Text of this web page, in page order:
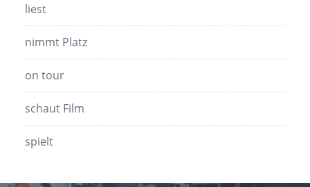
liest
nimmt Platz
on tour
schaut Film
spielt